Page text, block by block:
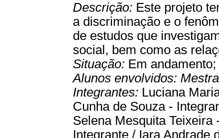
Descrição: Este projeto
a discriminação e o
de estudos que
social, bem como as
Situação: Em andamento;
Alunos envolvidos:
Integrantes: Luciana
Cunha de Souza -
Selena Mesquita
Integrante / Iara Andrade